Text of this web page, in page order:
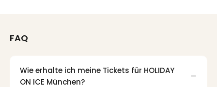
FAQ
Wie erhalte ich meine Tickets für HOLIDAY
ON ICE München?